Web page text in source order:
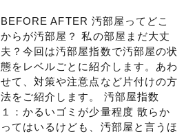
BEFORE AFTER 汚部屋ってどこ
からが汚部屋？ 私の部屋まだ大丈
夫？今回は汚部屋指数で汚部屋の状
態をレベルごとに紹介します。あわ
せて、対策や注意点など片付けの方
法をご紹介します。 汚部屋指数
１：かるいゴミが少量程度 散らか
ってはいるけども、汚部屋と言うほ